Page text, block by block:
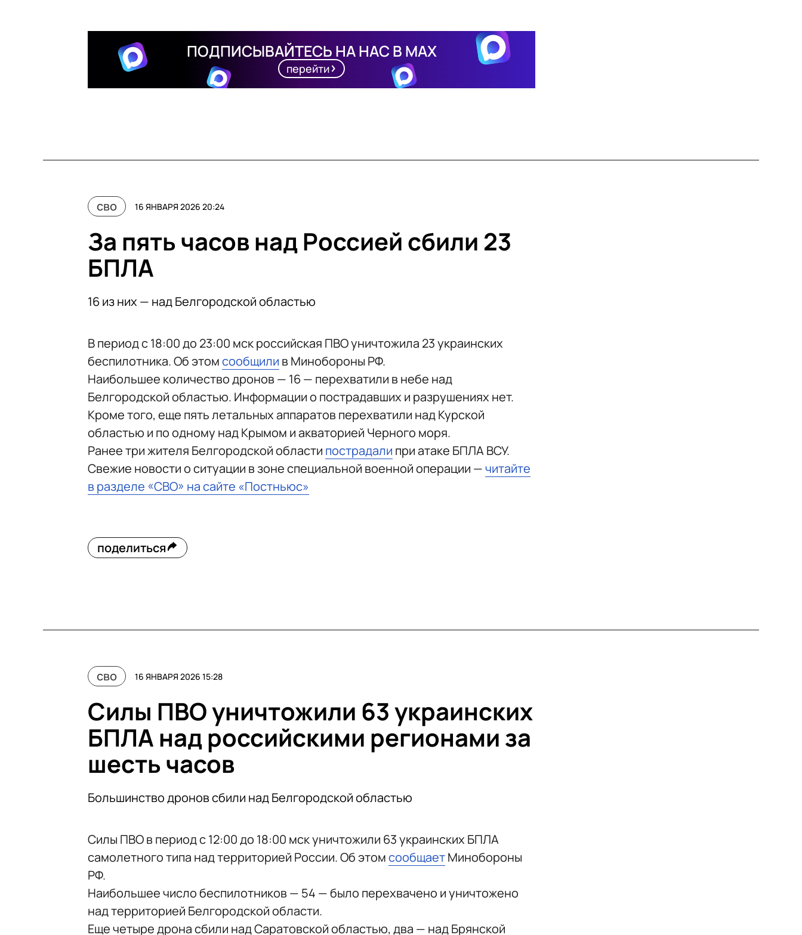
ПОДПИСЫВАЙТЕСЬ НА НАС В MAX
перейти
сво 16 ЯНВАРЯ 2026 20:24
За пять часов над Россией сбили 23
БПЛА
16 из них — над Белгородской областью
В период с 18:00 до 23:00 мск российская ПВО уничтожила 23 украинских
беспилотника. Об этомсообщили в Минобороны РФ.
Наибольшее количество дронов — 16 — перехватили в небе над
Белгородской областью. Информации о пострадавших и разрушениях нет.
Кроме того, еще пять летальных аппаратов перехватили над Курской
областью и по одному над Крымом и акваторией Черного моря.
Ранее три жителя Белгородской области пострадали при атаке БПЛА ВСУ.
Свежие новости о ситуации в зоне специальной военной операции —читайте
в разделе «СВО» на сайте «Постньюс»
поделиться
сво 16 ЯНВАРЯ 2026 15:28
Силы ПВО уничтожили 63 украинских
БПЛА над российскими регионами за
шесть часов
Большинство дронов сбили над Белгородской областью
Силы ПВО в период с 12:00 до 18:00 мск уничтожили 63 украинских БПЛА
самолетного типа над территорией России. Об этомсообщаетМинобороны
РФ.
Наибольшее число беспилотников — 54 — было перехвачено и уничтожено
над территорией Белгородской области.
Еще четыре дрона сбили над Саратовской областью, два — над Брянской